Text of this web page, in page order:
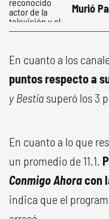
Murió
En cuanto a los
puntos respecto a
y Bestia superó los 3
En cuanto a lo que
un promedio de 11.1.
Conmigo Ahoracon
indica que el